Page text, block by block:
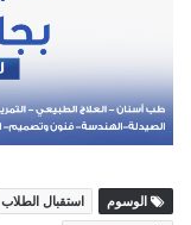
الوسوم استقبال الطلاب